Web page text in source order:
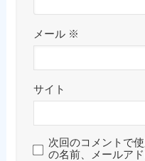
メール ※
サイト
次回のコメントで
の名前、メールア